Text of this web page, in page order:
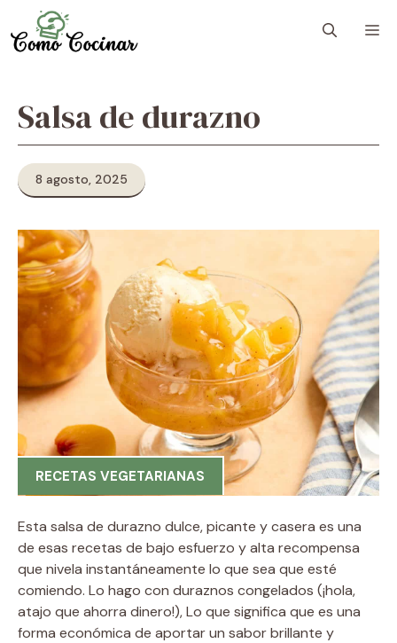
to
content
Salsa de durazno
8 agosto, 2025
RECETAS VEGETARIANAS
Esta salsa de durazno dulce, picante y casera es una
de esas recetas de bajo esfuerzo y alta recompensa
que nivela instantáneamente lo que sea que esté
comiendo. Lo hago con duraznos congelados (¡hola,
atajo que ahorra dinero!), Lo que significa que es una
forma económica de aportar un sabor brillante y